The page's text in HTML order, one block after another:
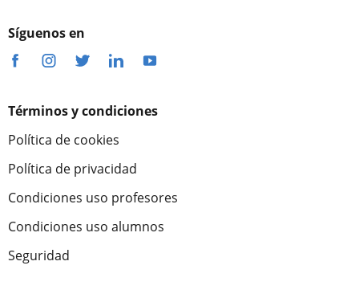
Síguenos en
Términos y condiciones
Política de cookies
Política de privacidad
Condiciones uso profesores
Condiciones uso alumnos
Seguridad